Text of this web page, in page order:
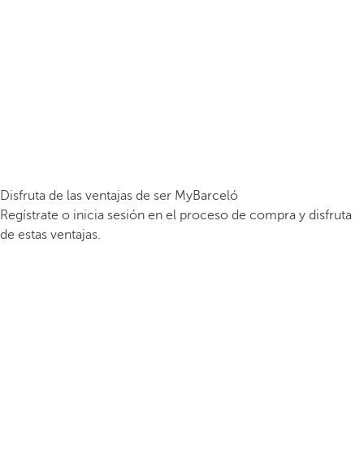
Disfruta de las ventajas de ser MyBarceló
Regístrate o inicia sesión en el proceso de compra y disfruta
de estas ventajas.